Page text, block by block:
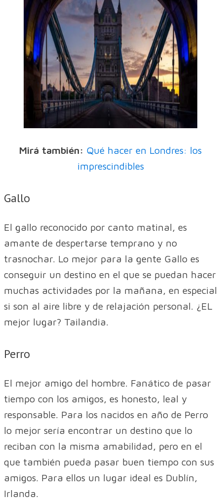
Mirá también: Qué hacer en Londres: los
imprescindibles
Gallo
El gallo reconocido por canto matinal, es
amante de despertarse temprano y no
trasnochar. Lo mejor para la gente Gallo es
conseguir un destino en el que se puedan hacer
muchas actividades por la mañana, en especial
si son al aire libre y de relajación personal. ¿EL
mejor lugar? Tailandia.
Perro
El mejor amigo del hombre. Fanático de pasar
tiempo con los amigos, es honesto, leal y
responsable. Para los nacidos en año de Perro
lo mejor sería encontrar un destino que lo
reciban con la misma amabilidad, pero en el
que también pueda pasar buen tiempo con sus
amigos. Para ellos un lugar ideal es Dublín,
Irlanda.